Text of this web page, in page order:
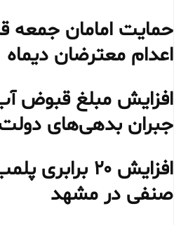
حمایت امامان جمعه
اعدام معترضان دیماه
افزایش مبلغ قبوض
جبران بدهی‌های
افزایش ۲۰
صنفی در مشهد